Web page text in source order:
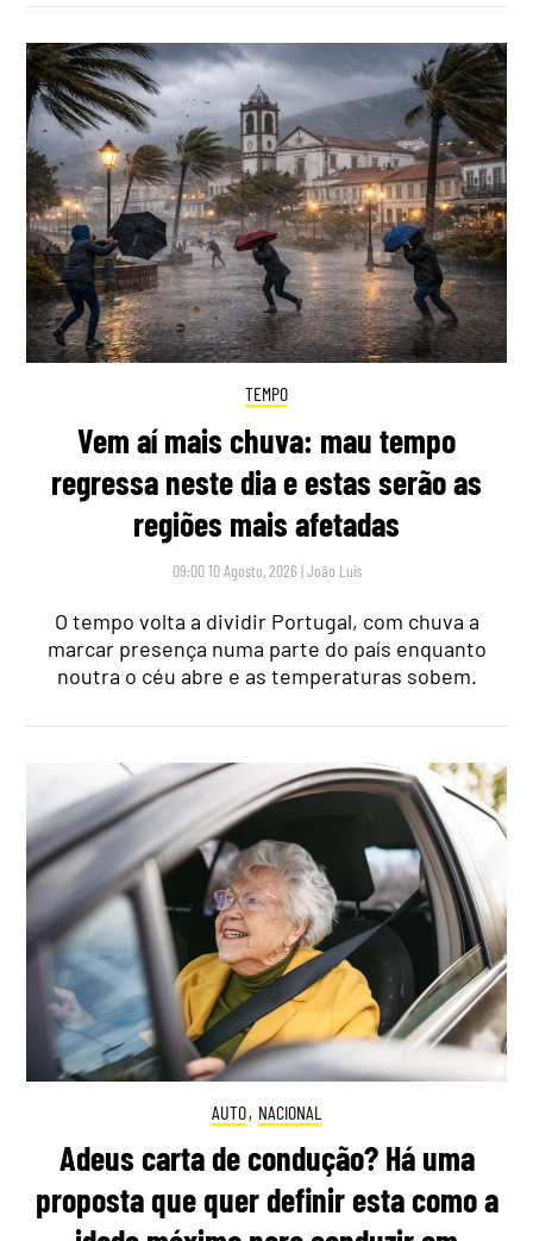
TEMPO
Vem aí mais chuva: mau tempo
regressa neste dia e estas serão as
regiões mais afetadas
09:00 10 Agosto, 2026 |João Luís
O tempo volta a dividir Portugal, com chuva a
marcar presença numa parte do país enquanto
noutra o céu abre e as temperaturas sobem.
AUTO, NACIONAL
Adeus carta de condução? Há uma
proposta que quer definir esta como a